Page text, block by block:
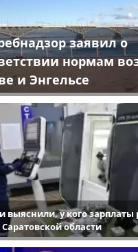
заявил о
нормам
и Энгельсе
выяснили, у кого зарплаты
области